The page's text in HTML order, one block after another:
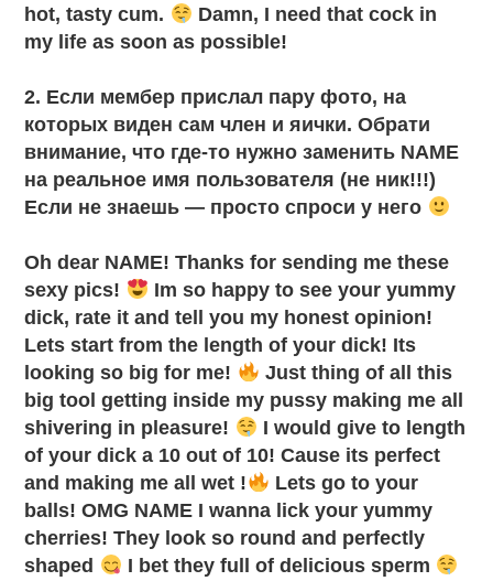
hot, tasty cum.
Damn, I need that cock in
my life as soon as possible!
2. Если мембер прислал пару фото, на
которых виден сам член и яички. Обрати
внимание, что где-то нужно заменить NAME
на реальное имя пользователя (не ник!!!)
Если не знаешь — просто спроси у него
Oh dear NAME! Thanks for sending me these
sexy pics!
Im so happy to see your yummy
dick, rate it and tell you my honest opinion!
Lets start from the length of your dick! Its
looking so big for me!
Just thing of all this
big tool getting inside my pussy making me all
shivering in pleasure!
I would give to length
of your dick a 10 out of 10! Cause its perfect
and making me all wet !
Lets go to your
balls! OMG NAME I wanna lick your yummy
cherries! They look so round and perfectly
shaped
I bet they full of delicious sperm